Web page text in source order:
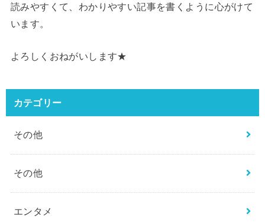
読みやすくて、わかりやすい記事を書くように心がけて
います。
よろしくおねがいします★
カテゴリー
その他
その他
エンタメ